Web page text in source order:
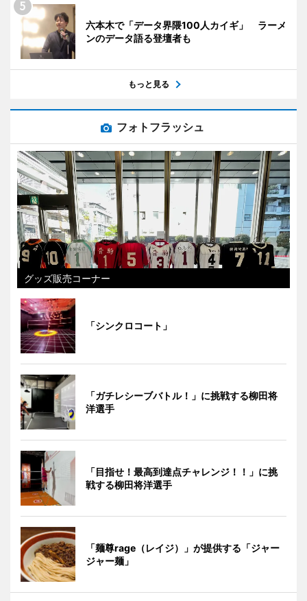
六本木で「データ界隈100人カイギ」 ラーメ
ンのデータ語る登壇者も
もっと見る
フォトフラッシュ
グッズ販売コーナー
「シンクロコート」
「ガチレシーブバトル！」に挑戦する柳田将
洋選手
「目指せ！最高到達点チャレンジ！！」に挑
戦する柳田将洋選手
「麺尊rage（レイジ）」が提供する「ジャー
ジャー麺」